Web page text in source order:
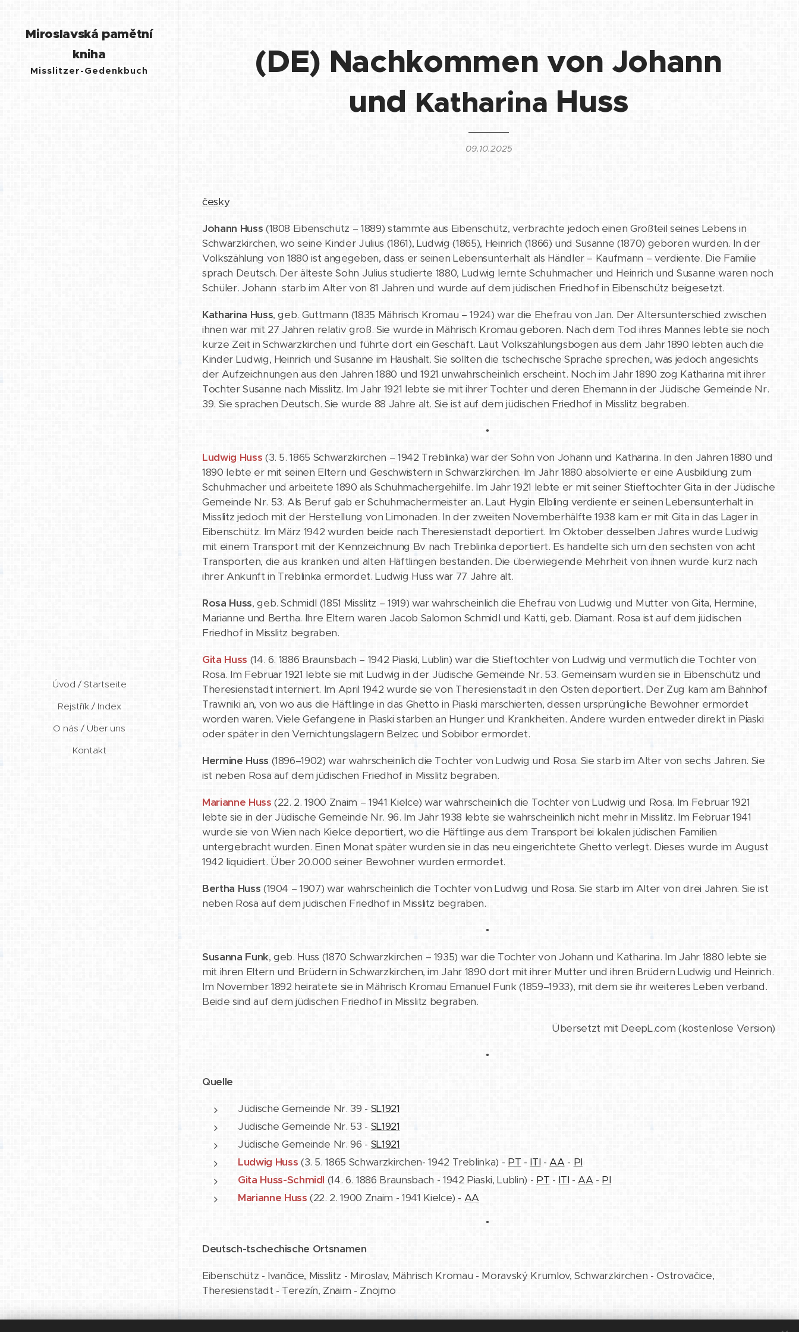
Miroslavská pamětní
kniha
Misslitzer-Gedenkbuch
Úvod / Startseite
Rejstřík / Index
O nás / Über uns
Kontakt
(DE) Nachkommen von Johann
und Katharina Huss
09.10.2025
česky
Johann Huss (1808 Eibenschütz – 1889) stammte aus Eibenschütz, verbrachte jedoch einen Großteil seines Lebens in
Schwarzkirchen, wo seine Kinder Julius (1861), Ludwig (1865), Heinrich (1866) und Susanne (1870) geboren wurden. In der
Volkszählung von 1880 ist angegeben, dass er seinen Lebensunterhalt als Händler – Kaufmann – verdiente. Die Familie
sprach Deutsch. Der älteste Sohn Julius studierte 1880, Ludwig lernte Schuhmacher und Heinrich und Susanne waren noch
Schüler. Johann starb im Alter von 81 Jahren und wurde auf dem jüdischen Friedhof in Eibenschütz beigesetzt.
Katharina Huss, geb. Guttmann (1835 Mährisch Kromau – 1924) war die Ehefrau von Jan. Der Altersunterschied zwischen
ihnen war mit 27 Jahren relativ groß. Sie wurde in Mährisch Kromau geboren. Nach dem Tod ihres Mannes lebte sie noch
kurze Zeit in Schwarzkirchen und führte dort ein Geschäft. Laut Volkszählungsbogen aus dem Jahr 1890 lebten auch die
Kinder Ludwig, Heinrich und Susanne im Haushalt. Sie sollten die tschechische Sprache sprechen, was jedoch angesichts
der Aufzeichnungen aus den Jahren 1880 und 1921 unwahrscheinlich erscheint. Noch im Jahr 1890 zog Katharina mit ihrer
Tochter Susanne nach Misslitz. Im Jahr 1921 lebte sie mit ihrer Tochter und deren Ehemann in der Jüdische Gemeinde Nr.
39. Sie sprachen Deutsch. Sie wurde 88 Jahre alt. Sie ist auf dem jüdischen Friedhof in Misslitz begraben.
•
Ludwig Huss (3. 5. 1865 Schwarzkirchen – 1942 Treblinka) war der Sohn von Johann und Katharina. In den Jahren 1880 und
1890 lebte er mit seinen Eltern und Geschwistern in Schwarzkirchen. Im Jahr 1880 absolvierte er eine Ausbildung zum
Schuhmacher und arbeitete 1890 als Schuhmachergehilfe. Im Jahr 1921 lebte er mit seiner Stieftochter Gita in der Jüdische
Gemeinde Nr. 53. Als Beruf gab er Schuhmachermeister an. Laut Hygin Elbling verdiente er seinen Lebensunterhalt in
Misslitz jedoch mit der Herstellung von Limonaden. In der zweiten Novemberhälfte 1938 kam er mit Gita in das Lager in
Eibenschütz. Im März 1942 wurden beide nach Theresienstadt deportiert. Im Oktober desselben Jahres wurde Ludwig
mit einem Transport mit der Kennzeichnung Bv nach Treblinka deportiert. Es handelte sich um den sechsten von acht
Transporten, die aus kranken und alten Häftlingen bestanden. Die überwiegende Mehrheit von ihnen wurde kurz nach
ihrer Ankunft in Treblinka ermordet. Ludwig Huss war 77 Jahre alt.
Rosa Huss, geb. Schmidl (1851 Misslitz – 1919) war wahrscheinlich die Ehefrau von Ludwig und Mutter von Gita, Hermine,
Marianne und Bertha. Ihre Eltern waren Jacob Salomon Schmidl und Katti, geb. Diamant. Rosa ist auf dem jüdischen
Friedhof in Misslitz begraben.
Gita Huss (14. 6. 1886 Braunsbach – 1942 Piaski, Lublin) war die Stieftochter von Ludwig und vermutlich die Tochter von
Rosa. Im Februar 1921 lebte sie mit Ludwig in der Jüdische Gemeinde Nr. 53. Gemeinsam wurden sie in Eibenschütz und
Theresienstadt interniert. Im April 1942 wurde sie von Theresienstadt in den Osten deportiert. Der Zug kam am Bahnhof
Trawniki an, von wo aus die Häftlinge in das Ghetto in Piaski marschierten, dessen ursprüngliche Bewohner ermordet
worden waren. Viele Gefangene in Piaski starben an Hunger und Krankheiten. Andere wurden entweder direkt in Piaski
oder später in den Vernichtungslagern Belzec und Sobibor ermordet.
Hermine Huss (1896–1902) war wahrscheinlich die Tochter von Ludwig und Rosa. Sie starb im Alter von sechs Jahren. Sie
ist neben Rosa auf dem jüdischen Friedhof in Misslitz begraben.
Marianne Huss (22. 2. 1900 Znaim – 1941 Kielce) war wahrscheinlich die Tochter von Ludwig und Rosa. Im Februar 1921
lebte sie in der Jüdische Gemeinde Nr. 96. Im Jahr 1938 lebte sie wahrscheinlich nicht mehr in Misslitz. Im Februar 1941
wurde sie von Wien nach Kielce deportiert, wo die Häftlinge aus dem Transport bei lokalen jüdischen Familien
untergebracht wurden. Einen Monat später wurden sie in das neu eingerichtete Ghetto verlegt. Dieses wurde im August
1942 liquidiert. Über 20.000 seiner Bewohner wurden ermordet.
Bertha Huss (1904 – 1907) war wahrscheinlich die Tochter von Ludwig und Rosa. Sie starb im Alter von drei Jahren. Sie ist
neben Rosa auf dem jüdischen Friedhof in Misslitz begraben.
•
Susanna Funk, geb. Huss (1870 Schwarzkirchen – 1935) war die Tochter von Johann und Katharina. Im Jahr 1880 lebte sie
mit ihren Eltern und Brüdern in Schwarzkirchen, im Jahr 1890 dort mit ihrer Mutter und ihren Brüdern Ludwig und Heinrich.
Im November 1892 heiratete sie in Mährisch Kromau Emanuel Funk (1859–1933), mit dem sie ihr weiteres Leben verband.
Beide sind auf dem jüdischen Friedhof in Misslitz begraben.
Übersetzt mit DeepL.com (kostenlose Version)
•
Quelle
Jüdische Gemeinde Nr. 39 - SL1921
Jüdische Gemeinde Nr. 53 - SL1921
Jüdische Gemeinde Nr. 96 - SL1921
Ludwig Huss (3. 5. 1865 Schwarzkirchen- 1942 Treblinka) - PT - ITI-AA- PI
Gita Huss-Schmidl (14. 6. 1886 Braunsbach - 1942 Piaski, Lublin) - PT - ITI -AA- PI
Marianne Huss (22. 2. 1900 Znaim - 1941 Kielce) - AA
•
Deutsch-tschechische Ortsnamen
Eibenschütz - Ivančice, Misslitz - Miroslav, Mährisch Kromau - Moravský Krumlov, Schwarzkirchen - Ostrovačice,
Theresienstadt - Terezín, Znaim - Znojmo